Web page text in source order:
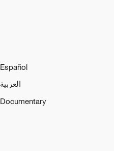
Español
العربية
Documentary